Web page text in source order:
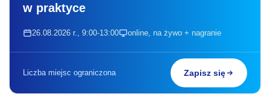
w praktyce
26.08.2026 r., 9:00-13:00 online, na żywo + nagranie
Liczba miejsc ograniczona Zapisz się